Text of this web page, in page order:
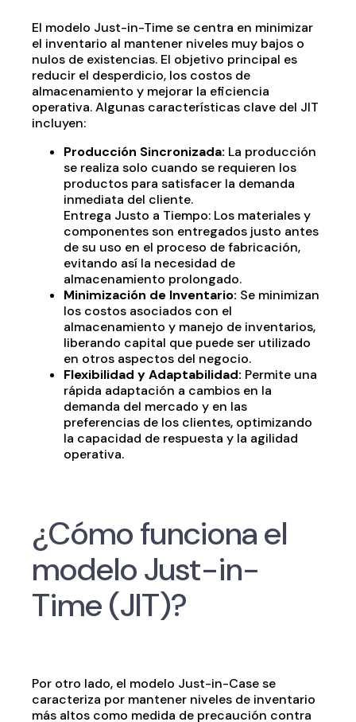
El modelo Just-in-Time se centra en minimizar
el inventario al mantener niveles muy bajos o
nulos de existencias. El objetivo principal es
reducir el desperdicio, los costos de
almacenamiento y mejorar la eficiencia
operativa. Algunas características clave del JIT
incluyen:
Producción Sincronizada: La producción
se realiza solo cuando se requieren los
productos para satisfacer la demanda
inmediata del cliente.
Entrega Justo a Tiempo: Los materiales y
componentes son entregados justo antes
de su uso en el proceso de fabricación,
evitando así la necesidad de
almacenamiento prolongado.
Minimización de Inventario: Se minimizan
los costos asociados con el
almacenamiento y manejo de inventarios,
liberando capital que puede ser utilizado
en otros aspectos del negocio.
Flexibilidad y Adaptabilidad: Permite una
rápida adaptación a cambios en la
demanda del mercado y en las
preferencias de los clientes, optimizando
la capacidad de respuesta y la agilidad
operativa.
¿Cómo funciona el
modelo Just-in-
Time (JIT)?
Por otro lado, el modelo Just-in-Case se
caracteriza por mantener niveles de inventario
más altos como medida de precaución contra